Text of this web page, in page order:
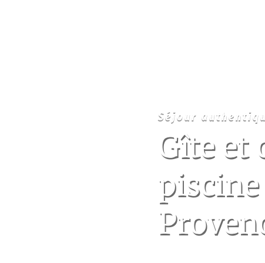
Séjour
Gîte et